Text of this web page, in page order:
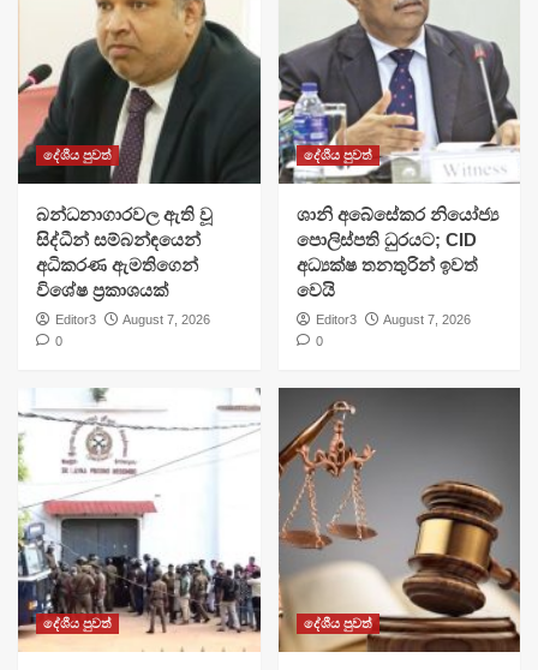
දේශීය පුවත්
බන්ධනාගාරවල ඇති වූ
සිද්ධීන් සම්බන්ඳයෙන්
අධිකරණ ඇමතිගෙන්
විශේෂ ප්‍රකාශයක්
Editor3
August 7, 2026
0
දේශීය පුවත්
ශානි අබේසේකර නියෝජ්‍ය
පොලිස්පති ධුරයට; CID
අධ්‍යක්ෂ තනතුරින් ඉවත්
වෙයි
Editor3
August 7, 2026
0
දේශීය පුවත් දේශීය පුවත්